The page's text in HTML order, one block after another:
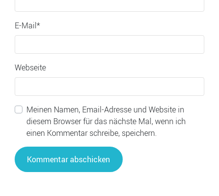
E-Mail*
Webseite
Meinen Namen, Email-Adresse und Website in
diesem Browser für das nächste Mal, wenn ich
einen Kommentar schreibe, speichern.